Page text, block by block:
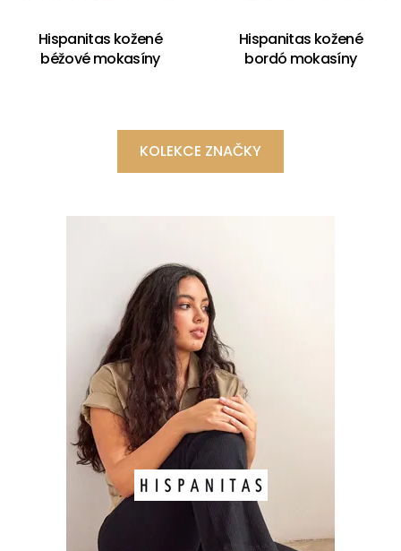
Hispanitas kožené
béžové mokasíny
Hispanitas kožené
bordó mokasíny
KOLEKCE ZNAČKY